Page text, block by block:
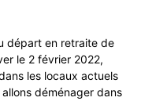
départ en retraite de
le 2 février 2022,
les locaux actuels
déménager dans